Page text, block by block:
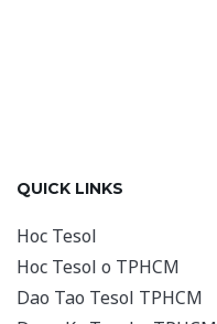
QUICK LINKS
Hoc Tesol
Hoc Tesol o TPHCM
Dao Tao Tesol TPHCM